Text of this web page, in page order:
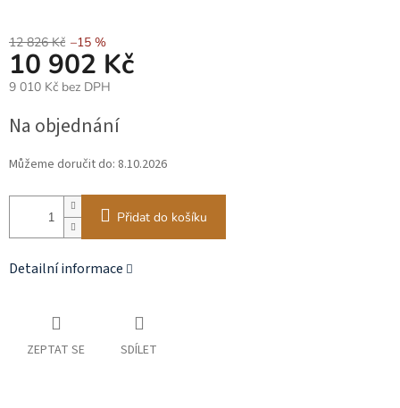
12 826 Kč –15 %
10 902 Kč
9 010 Kč bez DPH
cena:
Na objednání
Můžeme doručit do: 8.10.2026
Přidat do košíku
Detailní informace
ZEPTAT SE SDÍLET